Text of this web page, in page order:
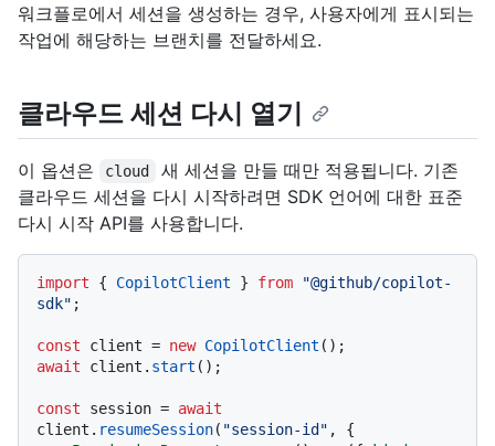
워크플로에서 세션을 생성하는 경우, 사용자에게 표시되는
작업에 해당하는 브랜치를 전달하세요.
클라우드 세션 다시 열기
이 옵션은 cloud
새 세션을 만들 때만 적용됩니다. 기존
클라우드 세션을 다시 시작하려면 SDK 언어에 대한 표준
다시 시작 API를 사용합니다.
import { CopilotClient } from
"@github/copilot-
sdk" ;
const client = new CopilotClient
await client. start ();
const session = await
client. resumeSession( "session-id" , {